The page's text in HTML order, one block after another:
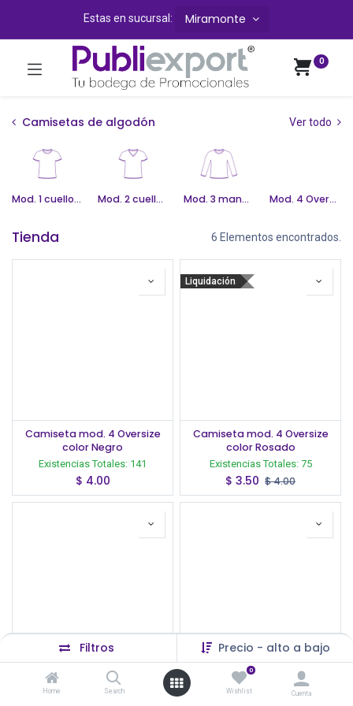
Filtros Precio - alto a bajo
Home Search
0
Wishlist Cuenta
Estas en sucursal: Miramonte
0
Camisetas de algodón Ver todo
Mod. 1 cuello redondo Mod. 2 cuello V Mod. 3 manga larga Mod. 4 Oversize
Tienda 6 Elementos encontrados.
Camiseta mod. 4 Oversize
color Negro
Existencias Totales: 141
$ 4.00
Liquidación
Camiseta mod. 4 Oversize
color Rosado
Existencias Totales: 75
$ 3.50 $4.00
Camiseta mod. 4 Oversize
color Blanco
Camiseta mod. 4 Oversize
color Dark Grey